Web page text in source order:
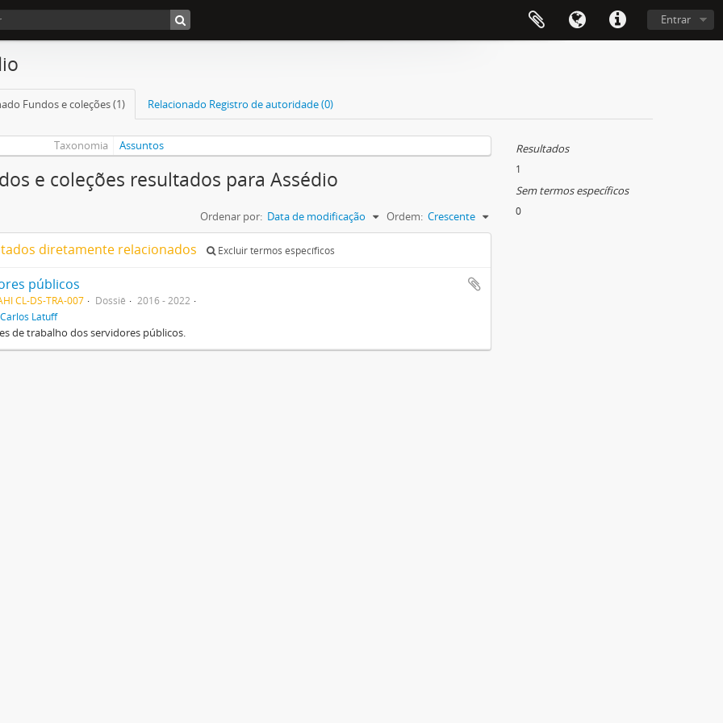
Entrar
Fundos e coleções (1) Relacionado Registro de autoridade (0)
Taxonomia Assuntos
e coleções resultados para Assédio
Ordenar por: Data de modificação Ordem: Crescente
diretamente relacionados Excluir termos específicos
públicos
CL-DS-TRA-007 Dossiê
2016 - 2022
Carlos Latuff
de trabalho dos servidores públicos.
Resultados
1
Sem termos específicos
0